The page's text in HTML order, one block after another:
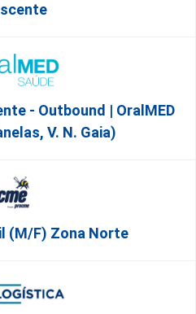
- Outbound | OralMED
V. N. Gaia)
(m/f) Zona Norte